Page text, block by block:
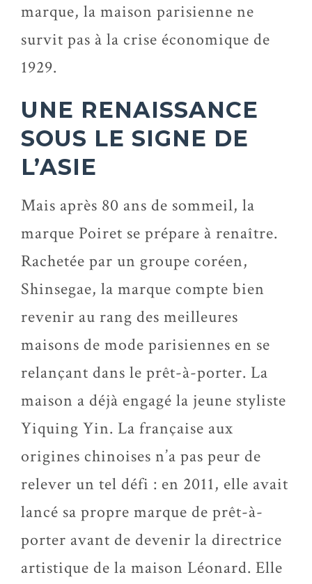
marque, la maison parisienne ne
survit pas à la crise économique de
1929.
UNE RENAISSANCE
SOUS LE SIGNE DE
L’ASIE
Mais après 80 ans de sommeil, la
marque Poiret se prépare à renaître.
Rachetée par un groupe coréen,
Shinsegae, la marque compte bien
revenir au rang des meilleures
maisons de mode parisiennes en se
relançant dans le prêt-à-porter. La
maison a déjà engagé la jeune styliste
Yiquing Yin. La française aux
origines chinoises n’a pas peur de
relever un tel défi : en 2011, elle avait
lancé sa propre marque de prêt-à-
porter avant de devenir la directrice
artistique de la maison Léonard. Elle